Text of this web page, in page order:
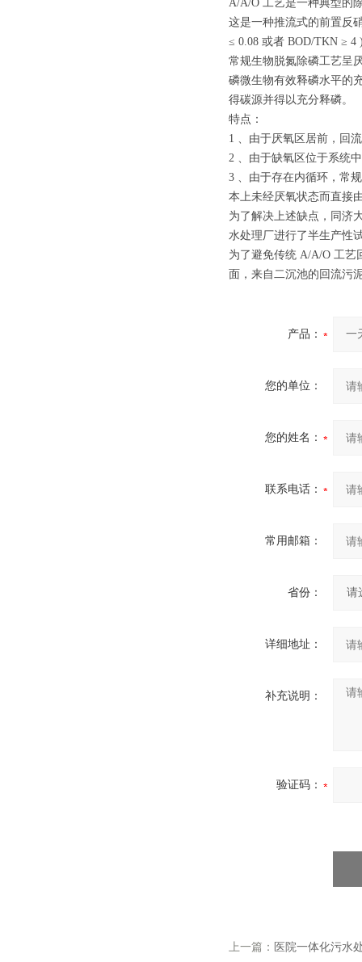
A/A/O 工艺是一种典型的
这是一种推流式的前置反
≤ 0.08 或者 BOD/TKN ≥
常规生物脱氮除磷工艺呈
磷微生物有效释磷水平的
得碳源并得以充分释磷。
特点：
1 、由于厌氧区居前，回
2 、由于缺氧区位于系统
3 、由于存在内循环，常
本上未经厌氧状态而直接
为了解决上述缺点，同济
水处理厂进行了半生产性
为了避免传统 A/A/O 工艺
面，来自二沉池的回流污
产品：
您的单位：
您的姓名：
联系电话：
常用邮箱：
省份：
详细地址：
补充说明：
验证码：
上一篇： 医院一体化污水